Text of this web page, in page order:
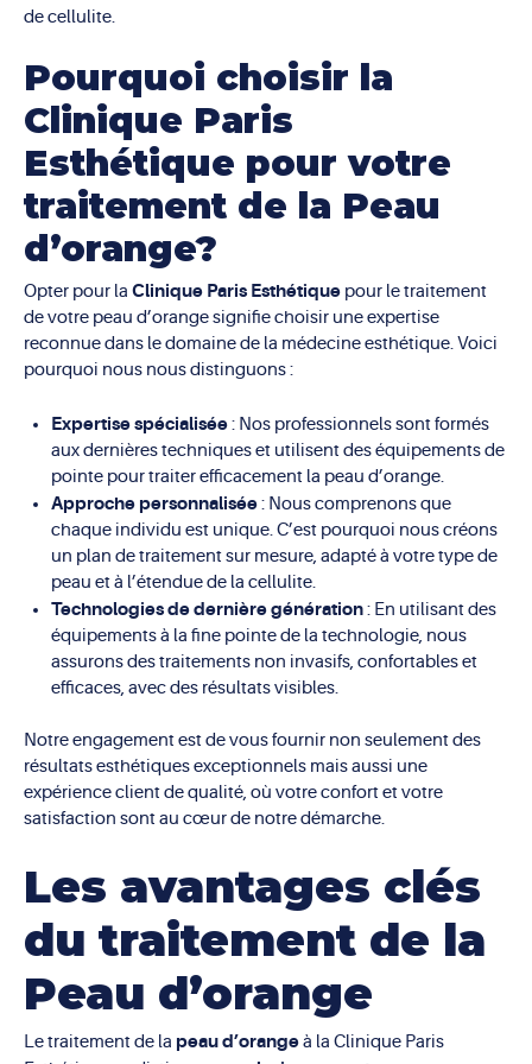
de cellulite.
Pourquoi choisir la
Clinique Paris
Esthétique pour votre
traitement de la Peau
d’orange?
Opter pour la Clinique Paris Esthétique pour le traitement
de votre peau d’orange signifie choisir une expertise
reconnue dans le domaine de la médecine esthétique. Voici
pourquoi nous nous distinguons :
Expertise spécialisée: Nos professionnels sont formés
aux dernières techniques et utilisent des équipements de
pointe pour traiter efficacement la peau d’orange.
Approche personnalisée: Nous comprenons que
chaque individu est unique. C’est pourquoi nous créons
un plan de traitement sur mesure, adapté à votre type de
peau et à l’étendue de la cellulite.
Technologies de dernière génération: En utilisant des
équipements à la fine pointe de la technologie, nous
assurons des traitements non invasifs, confortables et
efficaces, avec des résultats visibles.
Notre engagement est de vous fournir non seulement des
résultats esthétiques exceptionnels mais aussi une
expérience client de qualité, où votre confort et votre
satisfaction sont au cœur de notre démarche.
Les avantages clés
du traitement de la
Peau d’orange
Le traitement de la peau d’orangeà la Clinique Paris